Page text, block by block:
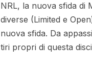
NRL, la nuova sfida di
diverse (Limited e
nuova sfida. Da
tiri propri di questa